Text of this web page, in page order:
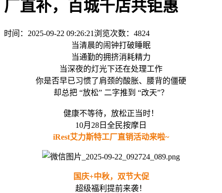
厂直补，百城千店共钜惠
时间：2025-09-22 09:26:21 浏览次数： 4824
当清晨的闹钟打破睡眠
当通勤的拥挤消耗精力
当深夜的灯光下还在处理工作
你是否早已习惯了肩颈的酸胀、腰背的僵硬
却总把 “放松” 二字推到 “改天”？
健康不等待，放松正当时！
10月28日全民按摩日
iRest艾力斯特工厂直销活动来啦~
国庆+中秋，双节大促
超级福利提前来袭！